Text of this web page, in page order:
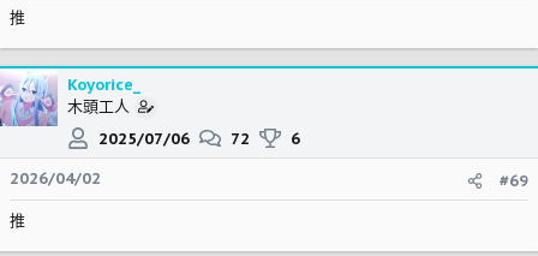
推
Koyorice_
木頭工人
2025/07/06
72
6
2026/04/02
#69
推